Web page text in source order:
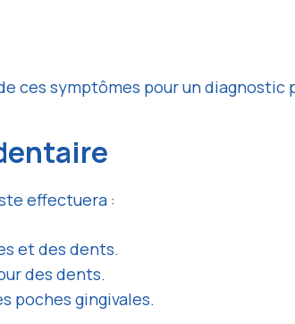
ces symptômes pour un diagnostic
effectuera :
et des dents.
des dents.
poches gingivales.